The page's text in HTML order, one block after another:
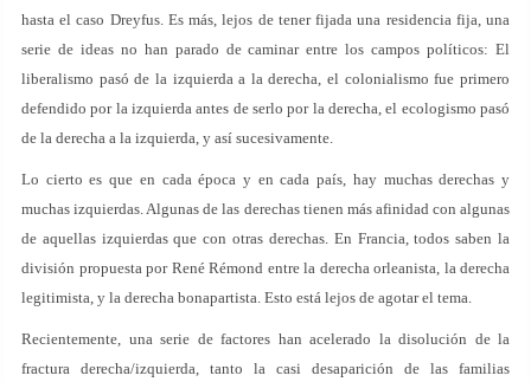
hasta el caso Dreyfus. Es más, lejos de tener fijada una residencia fija, una
serie de ideas no han parado de caminar entre los campos políticos: El
liberalismo pasó de la izquierda a la derecha, el colonialismo fue primero
defendido por la izquierda antes de serlo por la derecha, el ecologismo pasó
de la derecha a la izquierda, y así sucesivamente.
Lo cierto es que en cada época y en cada país, hay muchas derechas y
muchas izquierdas. Algunas de las derechas tienen más afinidad con algunas
de aquellas izquierdas que con otras derechas. En Francia, todos saben la
división propuesta por René Rémond entre la derecha orleanista, la derecha
legitimista, y la derecha bonapartista. Esto está lejos de agotar el tema.
Recientemente, una serie de factores han acelerado la disolución de la
fractura derecha/izquierda, tanto la casi desaparición de las familias